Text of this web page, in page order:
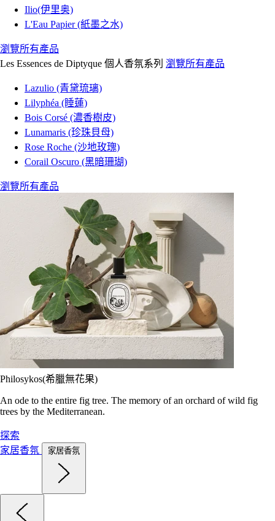
Ilio(伊里奥)
L'Eau Papier (紙墨之水)
瀏覽所有產品
Les Essences de Diptyque 個人香氛系列 瀏覽所有產品
Lazulio (青黛琉璃)
Lilyphéa (睡蓮)
Bois Corsé (濃香樹皮)
Lunamaris (珍珠貝母)
Rose Roche (沙地玫瑰)
Corail Oscuro (黑暗珊瑚)
瀏覽所有產品
Philosykos(希臘無花果)
An ode to the entire fig tree. The memory of an orchard of wild fig
trees by the Mediterranean.
探索
家居香氛
家居香氛